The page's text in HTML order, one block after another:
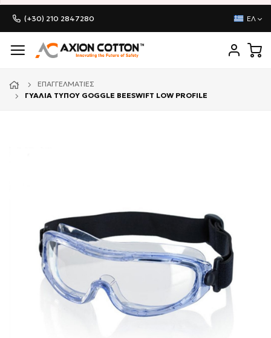
(+30) 210 2847280 ΕΛ
ΕΠΑΓΓΕΛΜΑΤΊΕΣ
ΓΥΑΛΙΑ ΤΥΠΟΥ GOGGLE BEESWIFT LOW PROFILE